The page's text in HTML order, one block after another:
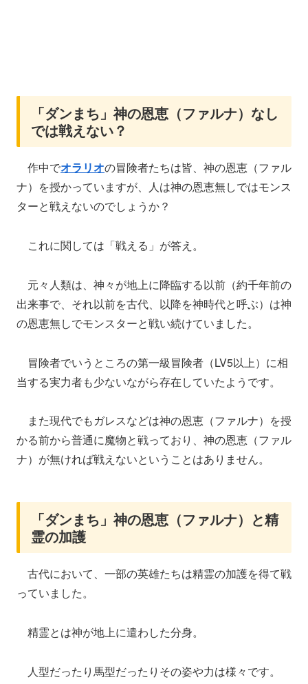
「ダンまち」神の恩恵（ファルナ）なし
では戦えない？
作中でオラリオの冒険者たちは皆、神の恩恵（ファル
ナ）を授かっていますが、人は神の恩恵無しではモンス
ターと戦えないのでしょうか？
これに関しては「戦える」が答え。
元々人類は、神々が地上に降臨する以前（約千年前の
出来事で、それ以前を古代、以降を神時代と呼ぶ）は神
の恩恵無しでモンスターと戦い続けていました。
冒険者でいうところの第一級冒険者（LV5以上）に相
当する実力者も少ないながら存在していたようです。
また現代でもガレスなどは神の恩恵（ファルナ）を授
かる前から普通に魔物と戦っており、神の恩恵（ファル
ナ）が無ければ戦えないということはありません。
「ダンまち」神の恩恵（ファルナ）と精
霊の加護
古代において、一部の英雄たちは精霊の加護を得て戦
っていました。
精霊とは神が地上に遣わした分身。
人型だったり馬型だったりその姿や力は様々です。